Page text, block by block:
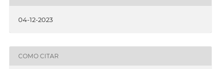
04-12-2023
COMO CITAR